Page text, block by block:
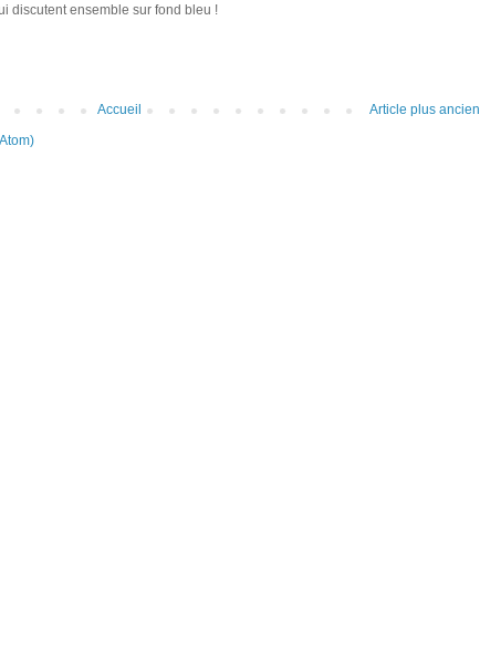
discutent ensemble sur fond bleu !
Article plus ancien
Accueil